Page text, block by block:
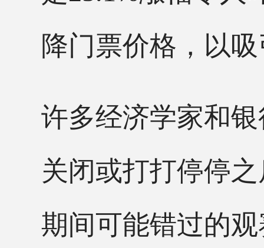
降门票价格，以
许多经济学家和
关闭或打打停停
期间可能错过的